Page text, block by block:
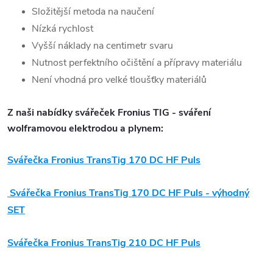
Složitější metoda na naučení
Nízká rychlost
Vyšší náklady na centimetr svaru
Nutnost perfektního očištění a přípravy materiálu
Není vhodná pro velké tloušťky materiálů
Z naši nabídky svářeček FroniusTIG - sváření
wolframovou elektrodou a plynem:
Svářečka Fronius TransTig 170 DC HFPuls
Svářečka Fronius TransTig 170 DC HFPuls-výhodný
SET
Svářečka Fronius TransTig 210 DC HFPuls